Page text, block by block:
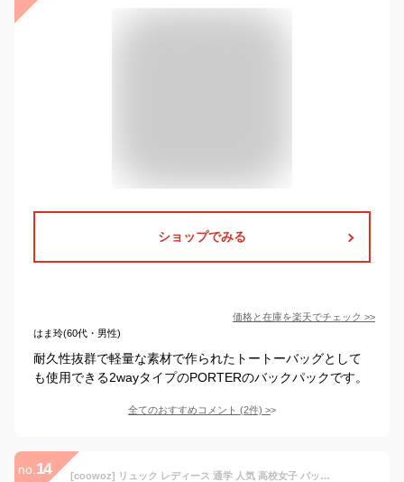
ショップでみる
価格と在庫を楽天でチェック >>
はま玲(60代・男性)
耐久性抜群で軽量な素材で作られたトートーバッグとして
も使用できる2wayタイプのPORTERのバックパックです。
全てのおすすめコメント (2件) >
no. 14 [coowoz] リュック レディース 通学 人気 高校女子 バックパック デイライフ アウトドア バックパック メンズ 中学生 リュックサック 黒 女の子 タウン 旅行 バッグ 軽量 通勤